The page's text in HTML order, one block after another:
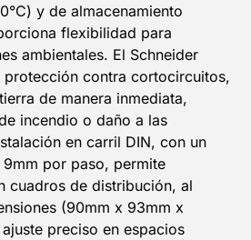
y de almacenamiento
flexibilidad para
ambientales. El Schneider
protección contra cortocircuitos,
de manera inmediata,
incendio o daño a las
en carril DIN, con un
por paso, permite
cuadros de distribución, al
(90mm x 93mm x
preciso en espacios